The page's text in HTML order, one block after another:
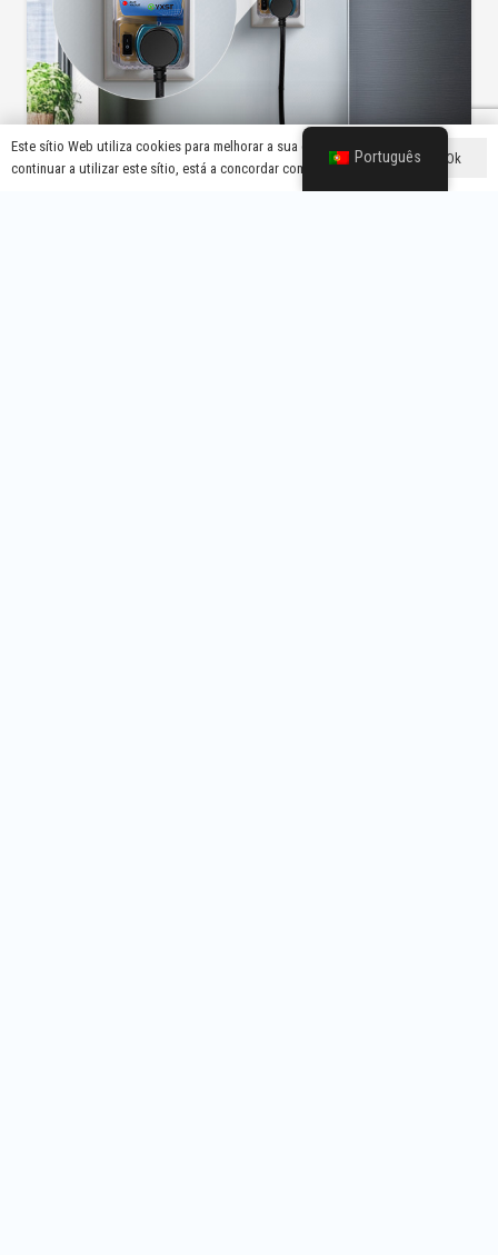
NOTÍCIAS SOBRE PROTECTORES DE TENSÃO
Os Fabricantes De Protectores De Tensão
Para Frigoríficos Dizem O Que Causa As
Quedas De Tensão, As Altas Tensões E As
Português
Este sítio Web utiliza cookies para melhorar a sua experiência. Se
continuar a utilizar este sítio, está a concordar com isso.
Ok